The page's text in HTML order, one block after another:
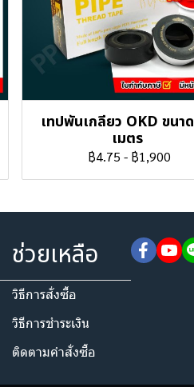
เทปพันเกลียว OKD ขนา
เมตร
฿4.75 - ฿1,900
ช่วยเหลือ
วิธีการสั่งซื้อ
วิธีการชำระเงิน
ติดตามคำสั่งซื้อ